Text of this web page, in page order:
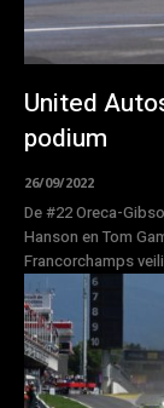
United
podium
26/09/2022
De #22 Oreca-
Hanson en Tom
Francorchamps